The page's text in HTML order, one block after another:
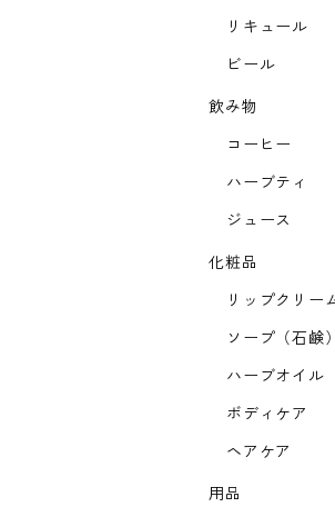
リキュール
ビール
飲み物
コーヒー
ハーブティ
ジュース
化粧品
リップクリー
ソープ（石鹸）
ハーブオイル
ボディケア
ヘアケア
用品